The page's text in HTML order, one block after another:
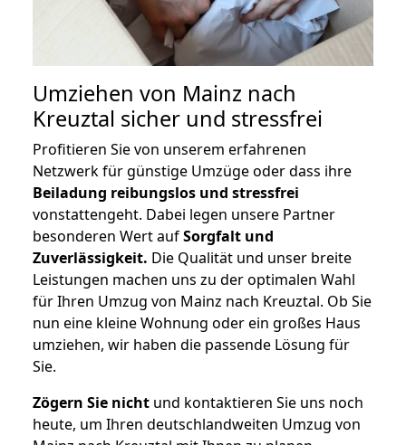
Umziehen von Mainz nach
Kreuztal sicher und stressfrei
Profitieren Sie von unserem erfahrenen
Netzwerk für günstige Umzüge oder dass ihre
Beiladung reibungslos und stressfrei
vonstattengeht. Dabei legen unsere Partner
besonderen Wert aufSorgfalt und
Zuverlässigkeit. Die Qualität und unser breite
Leistungen machen uns zu der optimalen Wahl
für Ihren Umzug von Mainz nach Kreuztal. Ob Sie
nun eine kleine Wohnung oder ein großes Haus
umziehen, wir haben die passende Lösung für
Sie.
Zögern Sie nicht und kontaktieren Sie uns noch
heute, um Ihren deutschlandweiten Umzug von